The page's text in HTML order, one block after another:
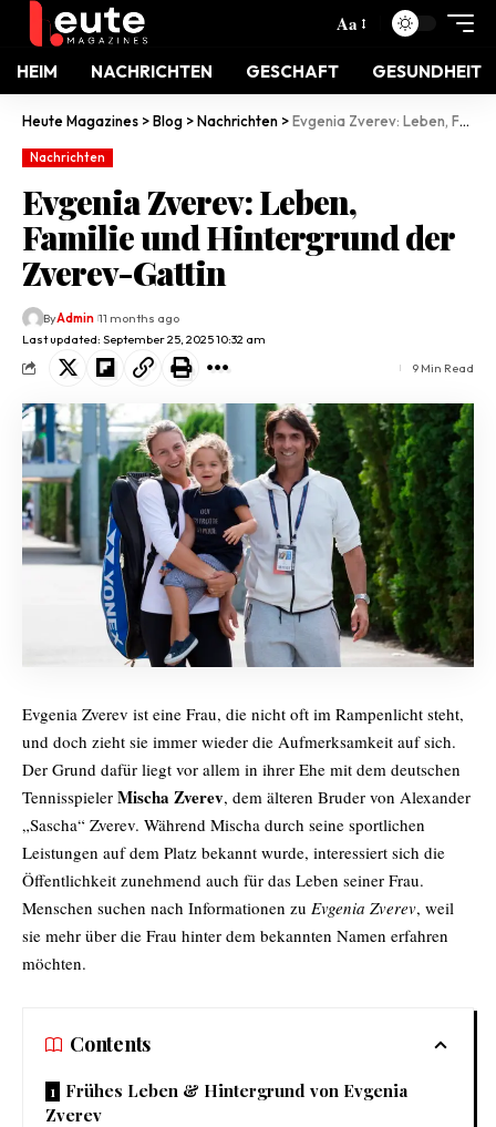
Aa
HEIM NACHRICHTEN GESCHAFT GESUNDHEIT
Heute Magazines >Blog >Nachrichten >Evgenia Zverev: Leben, Familie und Hintergrund der Zverev-Gattin
Nachrichten
Evgenia Zverev: Leben,
Familie und Hintergrund der
Zverev-Gattin
Last updated: September 25, 2025 10:32 am
ByAdmin 11 months ago
9 Min Read
Evgenia Zverev ist eine Frau, die nicht oft im Rampenlicht steht,
und doch zieht sie immer wieder die Aufmerksamkeit auf sich.
Der Grund dafür liegt vor allem in ihrer Ehe mit dem deutschen
Tennisspieler Mischa Zverev, dem älteren Bruder von Alexander
„Sascha“ Zverev. Während Mischa durch seine sportlichen
Leistungen auf dem Platz bekannt wurde, interessiert sich die
Öffentlichkeit zunehmend auch für das Leben seiner Frau.
Menschen suchen nach Informationen zu Evgenia Zverev, weil
sie mehr über die Frau hinter dem bekannten Namen erfahren
möchten.
Contents
Frühes Leben & Hintergrund von Evgenia
Zverev